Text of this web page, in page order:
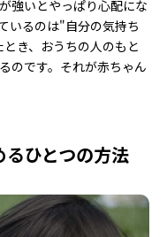
強いとやっぱり心配にな
いるのは"自分の気持ち
き、おうちの人のもと
のです。それが赤ちゃん
るひとつの方法